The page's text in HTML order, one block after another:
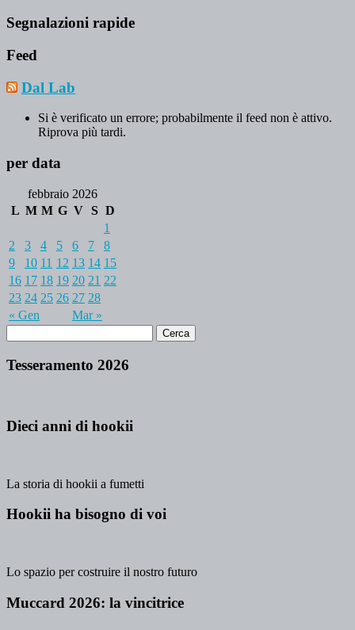
Segnalazioni rapide
Feed
Dal Lab
Si è verificato un errore; probabilmente il feed non è attivo.
Riprova più tardi.
per data
febbraio 2026
L M M G V S D
« Gen Mar »
1
2
3 4 5 6 7
8
9
10 11 12 13 14 15
16 17 18 19 20 21 22
23 24 25 26 27 28
Tesseramento 2026
Dieci anni di hookii
La storia di hookii a fumetti
Hookii ha bisogno di voi
Lo spazio per costruire il nostro futuro
Muccard 2026: la vincitrice